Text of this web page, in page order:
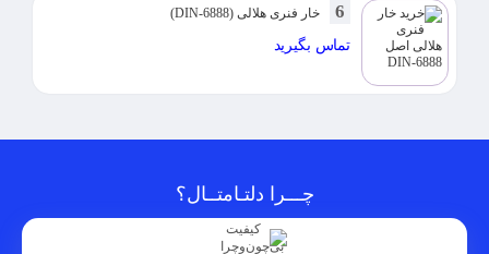
6 خار فنری هلالی (DIN-6888)
تماس بگیرید
چـــرا دلتـامتــال؟